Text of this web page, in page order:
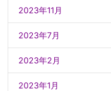
2023年11月
2023年7月
2023年2月
2023年1月